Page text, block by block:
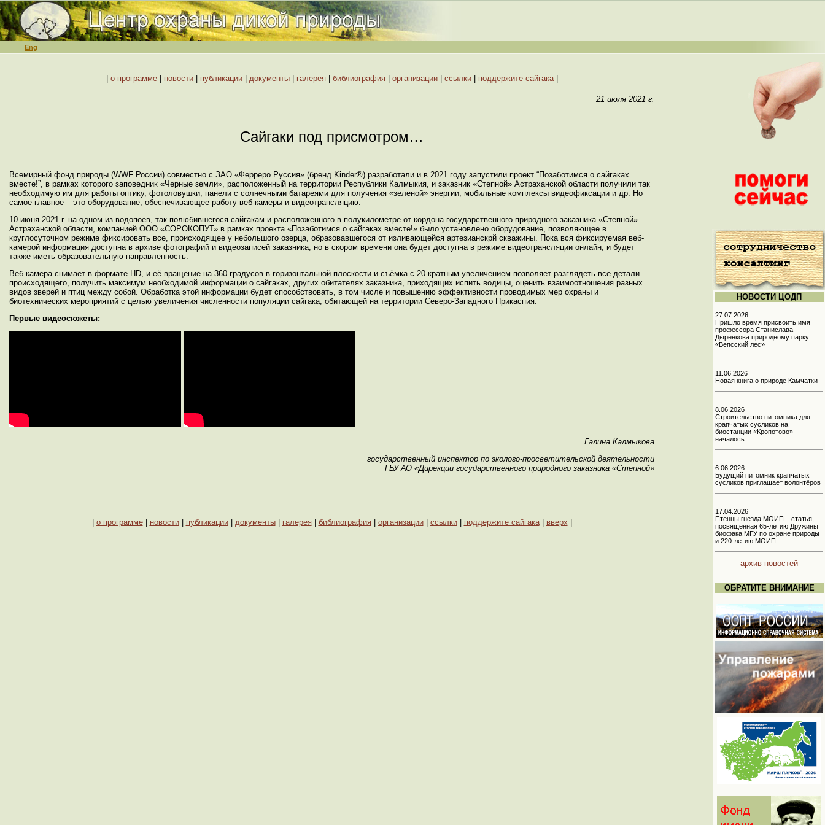
Eng
о программе| новости| публикации| документы| галерея| библиография| организации| ссылки| поддержите сайгака|
21 июля 2021 г.
Сайгаки под присмотром…
Всемирный фонд природы (WWF России) совместно с ЗАО «Ферреро Руссия» (бренд Kinder®) разработали и в 2021 году запустили проект “Позаботимся о сайгаках
вместе!”, в рамках которого заповедник «Черные земли», расположенный на территории Республики Калмыкия, и заказник «Степной» Астраханской области получили так
необходимую им для работы оптику, фотоловушки, панели с солнечными батареями для получения «зеленой» энергии, мобильные комплексы видеофиксации и др. Но
самое главное – это оборудование, обеспечивающее работу веб-камеры и видеотрансляцию.
10 июня 2021 г. на одном из водопоев, так полюбившегося сайгакам и расположенного в полукилометре от кордона государственного природного заказника «Степной»
Астраханской области, компанией ООО «СОРОКОПУТ» в рамках проекта «Позаботимся о сайгаках вместе!» было установлено оборудование, позволяющее в
круглосуточном режиме фиксировать все, происходящее у небольшого озерца, образовавшегося от изливающейся артезианскрй скважины. Пока вся фиксируемая веб-
камерой информация доступна в архиве фотографий и видеозаписей заказника, но в скором времени она будет доступна в режиме видеотрансляции онлайн, и будет
также иметь образовательную направленность.
Веб-камера снимает в формате HD, и её вращение на 360 градусов в горизонтальной плоскости и съёмка с 20-кратным увеличением позволяет разглядеть все детали
происходящего, получить максимум необходимой информации о сайгаках, других обитателях заказника, приходящих испить водицы, оценить взаимоотношения разных
видов зверей и птиц между собой. Обработка этой информации будет способствовать, в том числе и повышению эффективности проводимых мер охраны и
биотехнических мероприятий с целью увеличения численности популяции сайгака, обитающей на территории Северо-Западного Прикаспия.
Первые видеосюжеты:
Галина Калмыкова
государственный инспектор по эколого-просветительской деятельности
ГБУ АО «Дирекции государственного природного заказника «Степной»
о программе| новости| публикации| документы| галерея| библиография| организации| ссылки| поддержите сайгака| вверх
НОВОСТИ ЦОДП
27.07.2026
Пришло время присвоить имя
профессора Станислава
Дыренкова природному парку
«Вепсский лес»
11.06.2026
Новая книга о природе Камчатки
8.06.2026
Строительство питомника для
крапчатых сусликов на
биостанции «Кропотово»
началось
6.06.2026
Будущий питомник крапчатых
сусликов приглашает волонтёров
17.04.2026
Птенцы гнезда МОИП – статья,
посвящённая 65-летию Дружины
биофака МГУ по охране природы
и 220-летию МОИП
архив новостей
ОБРАТИТЕ ВНИМАНИЕ